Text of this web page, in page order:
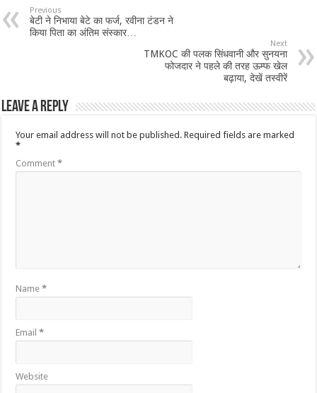
Previous
बेटी ने निभाया बेटे का फर्ज, रवीना टंडन ने
किया पिता का अंतिम संस्कार…
Next
TMKOC की पलक सिंधवानी और सुनयना
फोजदार ने पहले की तरह ऊम्फ खेल
बढ़ाया, देखें तस्वीरें
Leave a Reply
Your email address will not be published. Required fields are marked
*
Comment*
Name*
Email*
Website